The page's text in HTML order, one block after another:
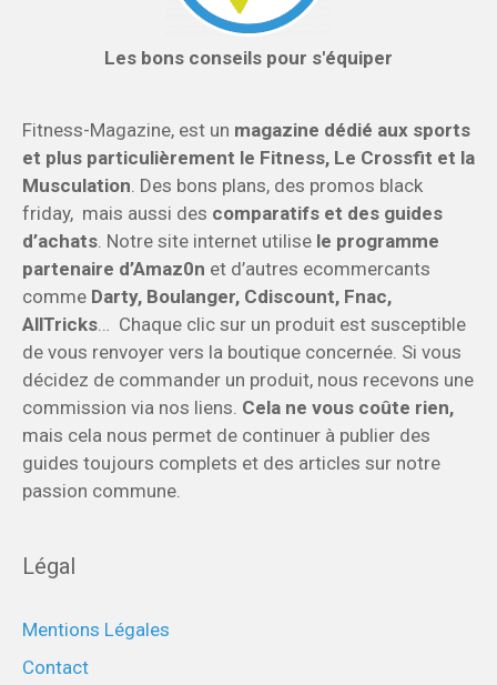
Les bons conseils pour s'équiper
Fitness-Magazine, est un magazine dédié aux sports
et plus particulièrement le Fitness, Le Crossfit et la
Musculation. Des bons plans, des promos black
friday, mais aussi des comparatifs et des guides
d’achats. Notre site internet utilise le programme
partenaire d’Amaz0n et d’autres ecommercants
comme Darty, Boulanger, Cdiscount, Fnac,
AllTricks… Chaque clic sur un produit est susceptible
de vous renvoyer vers la boutique concernée. Si vous
décidez de commander un produit, nous recevons une
commission via nos liens. Cela ne vous coûte rien,
mais cela nous permet de continuer à publier des
guides toujours complets et des articles sur notre
passion commune.
Légal
Mentions Légales
Contact